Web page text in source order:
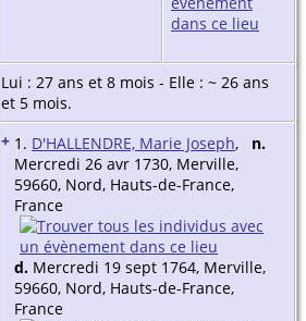
Lui : 27 ans et 8 mois - Elle : ~ 26 ans
et 5 mois.
+ 1. D'HALLENDRE, Marie Joseph, n.
Mercredi 26 avr 1730, Merville,
59660, Nord, Hauts-de-France,
France
d. Mercredi 19 sept 1764, Merville,
59660, Nord, Hauts-de-France,
France